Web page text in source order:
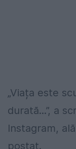
„Viața este
durată...”, a
Instagram,
postat.